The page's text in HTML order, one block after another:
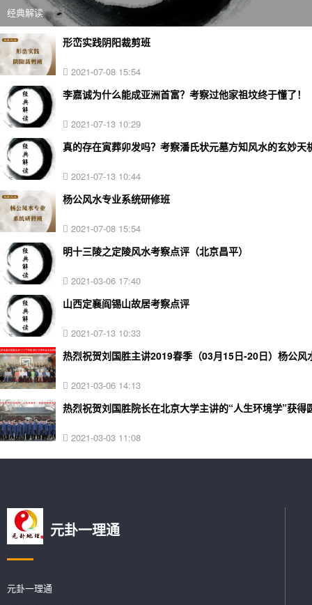
经典解读
形峦实践阴阳裁剪班
2021-07-08 15:54
李嘉诚为什么能成亚洲首富？考察过他家祖坟终于懂了！
2021-07-13 10:29
真的存在寅葬卯发吗？考察潘氏状元墓方知风水的玄妙天
2021-07-13 10:44
杨公风水专业系统研修班
2021-07-08 15:54
明十三陵之定陵风水考察点评（北京昌平）
2021-03-06 17:40
山西定襄阎锡山故居考察点评
2021-07-13 10:33
热烈祝贺刘国胜主讲2019春季（03月15日-20日）杨公风
2021-03-06 14:13
热烈祝贺刘国胜院长在北京大学主讲的“人生环境学”获得
2021-03-03 11:08
元卦一理通
元卦一理通